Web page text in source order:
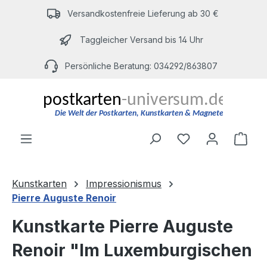
Zum Hauptinhalt springenVersandkostenfreie Lieferung ab 30 €
Taggleicher Versand bis 14 Uhr
Persönliche Beratung: 034292/863807
Du hast 0
Kunstkarten
Impressionismus
Pierre Auguste Renoir
Kunstkarte Pierre Auguste
Renoir "Im Luxemburgischen